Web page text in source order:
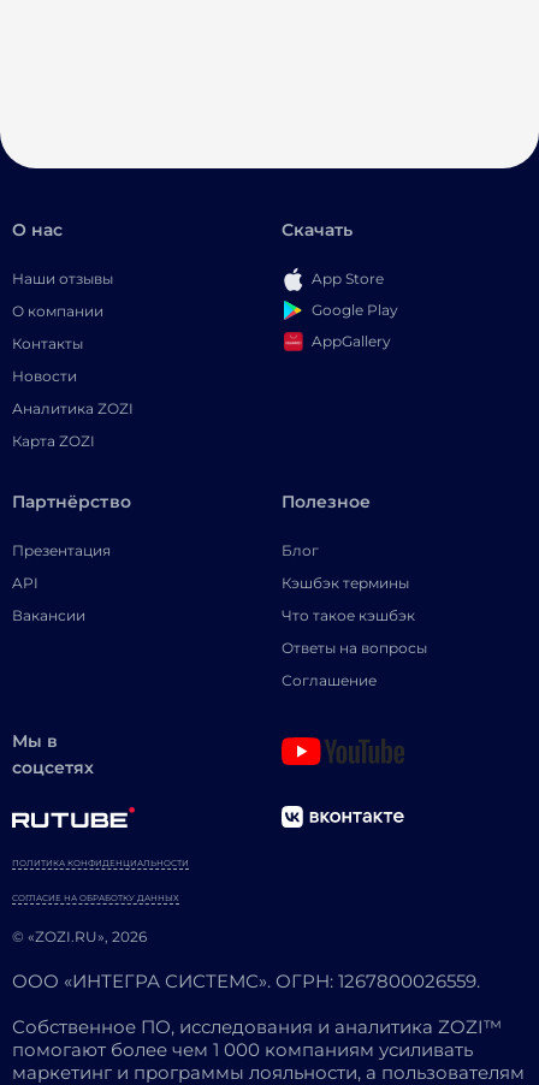
О нас
Наши отзывы
О компании
Контакты
Новости
Аналитика ZOZI
Карта ZOZI
Скачать
App Store
Google Play
AppGallery
Партнёрство
Презентация
API
Вакансии
Полезное
Блог
Кэшбэк термины
Что такое кэшбэк
Ответы на вопросы
Соглашение
Мы в
соцсетях
© «ZOZI.RU», 2026
ПОЛИТИКА КОНФИДЕНЦИАЛЬНОСТИ
СОГЛАСИЕ НА ОБРАБОТКУ ДАННЫХ
ООО «ИНТЕГРА СИСТЕМС». ОГРН: 1267800026559.
Собственное ПО, исследования и аналитика ZOZI™
помогают более чем 1 000 компаниям усиливать
маркетинг и программы лояльности, а пользователям